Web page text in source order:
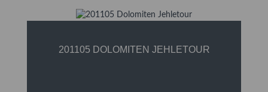
201105 DOLOMITEN JEHLETOUR